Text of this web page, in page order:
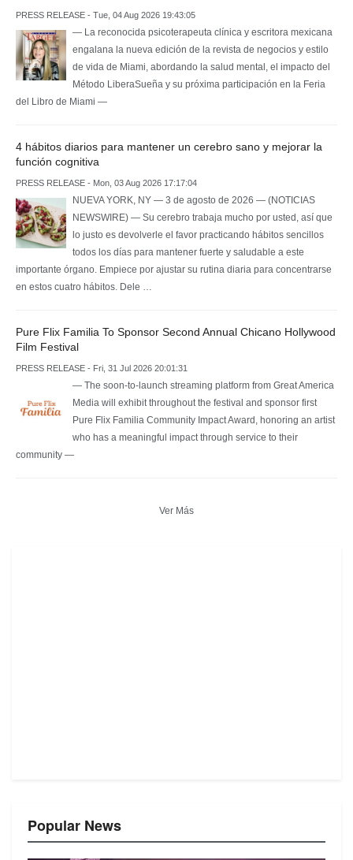
PRESS RELEASE - Tue, 04 Aug 2026 19:43:05
— La reconocida psicoterapeuta clínica y escritora mexicana
engalana la nueva edición de la revista de negocios y estilo
de vida de Miami, abordando la salud mental, el impacto del
Método LiberaSueña y su próxima participación en la Feria
del Libro de Miami —
4 hábitos diarios para mantener un cerebro sano y mejorar la
función cognitiva
PRESS RELEASE - Mon, 03 Aug 2026 17:17:04
NUEVA YORK, NY — 3 de agosto de 2026 — (NOTICIAS
NEWSWIRE) — Su cerebro trabaja mucho por usted, así que
lo justo es devolverle el favor practicando hábitos sencillos
todos los días para mantener fuerte y saludable a este
importante órgano. Empiece por ajustar su rutina diaria para concentrarse
en estos cuatro hábitos. Dele …
Pure Flix Familia To Sponsor Second Annual Chicano Hollywood
Film Festival
PRESS RELEASE - Fri, 31 Jul 2026 20:01:31
— The soon-to-launch streaming platform from Great America
Media will exhibit throughout the festival and sponsor first
Pure Flix Familia Community Impact Award, honoring an artist
who has a meaningful impact through service to their
community —
Ver Más
Popular News